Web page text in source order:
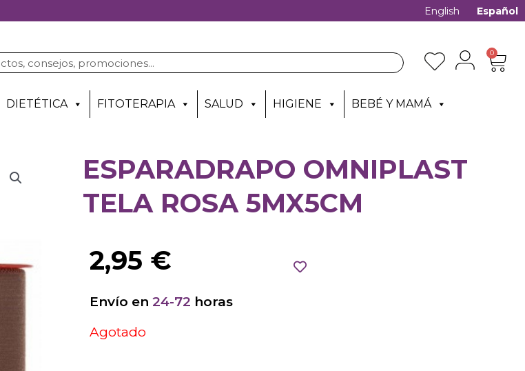
English Español
0
DIETÉTICA FITOTERAPIA SALUD HIGIENE BEBÉ Y MAMÁ
ESPARADRAPO OMNIPLAST
TELA ROSA 5MX5CM
2,95 €
Envío en 24-72 horas
Agotado